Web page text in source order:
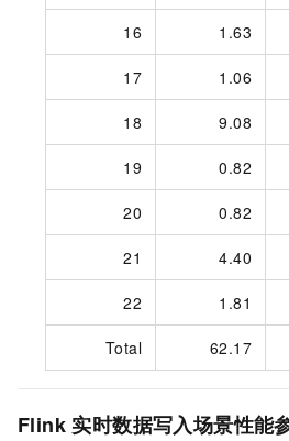
16 1.63
17 1.06
18 9.08
19 0.82
20 0.82
21 4.40
22 1.81
Total 62.17
Flink 实时数据写入场景性能